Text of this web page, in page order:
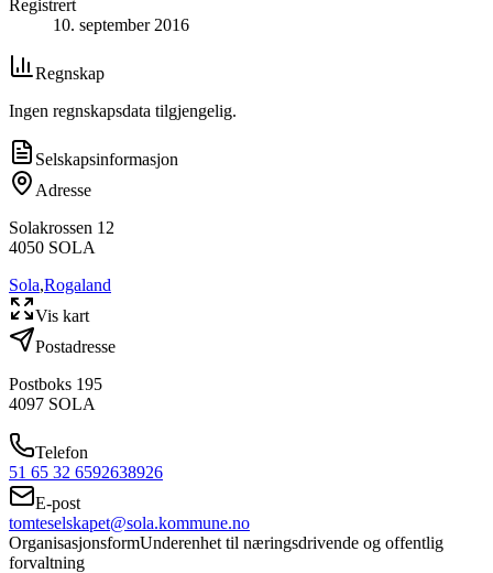
Registrert
10. september 2016
Regnskap
Ingen regnskapsdata tilgjengelig.
Selskapsinformasjon
Adresse
Solakrossen 12
4050 SOLA
Sola,Rogaland
Vis kart
Postadresse
Postboks 195
4097 SOLA
Telefon
51 65 32 6592638926
E-post
tomteselskapet@sola.kommune.no
OrganisasjonsformUnderenhet til næringsdrivende og offentlig
forvaltning